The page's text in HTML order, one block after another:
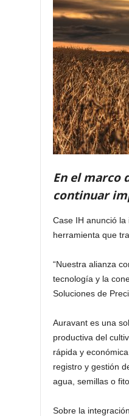
En el marco
continuar
Case IH anunció
herramienta que
“Nuestra alianza
tecnología y la
Soluciones de
Auravant es una
productiva del
rápida y
registro y gestión
agua, semillas o
Sobre la